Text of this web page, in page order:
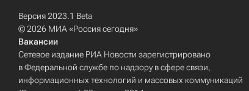
Версия 2023.1 Beta
© 2026 МИА «Россия сегодня»
Вакансии
Сетевое издание РИА Новости зарегистрировано
в Федеральной службе по надзору в сфере связи,
информационных технологий и массовых коммуникаций